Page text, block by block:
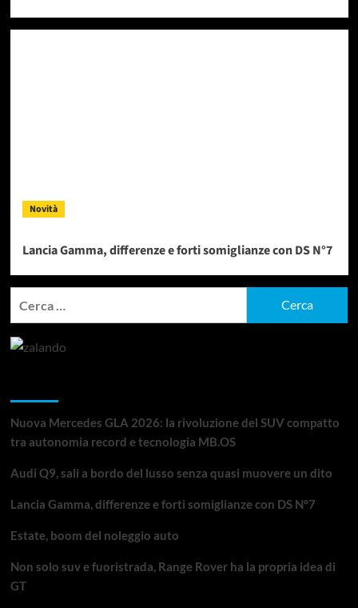
Novità
Lancia Gamma, differenze e forti somiglianze con DS N°7
Nuova Mercedes GLA 2026: la rivoluzione del SUV compatto
tra autonomia record e tecnologia MB.OS
Audi Q9, sali a bordo del lusso senza quasi muovere un dito
Lancia Gamma, differenze e forti somiglianze con DS N°7
Estate, boom del noleggio auto
Non solo suv e fuoristrada, Range Rover ha la propria idea di
GT